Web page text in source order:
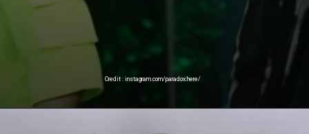
Credit : instagram.com/paradox.here/